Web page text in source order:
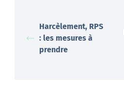
Harcèlement, RPS
: les mesures à
prendre